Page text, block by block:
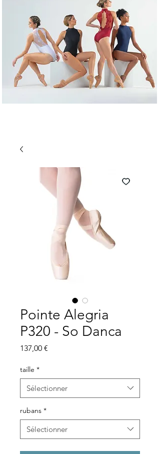
Pointe Alegria
P320 - So Danca
137,00 €
taille *
Sélectionner
rubans *
Sélectionner